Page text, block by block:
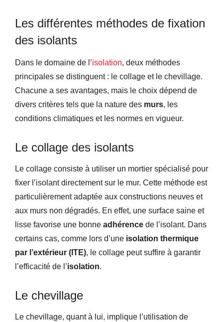
Les différentes méthodes de fixation
des isolants
Dans le domaine de l’isolation, deux méthodes
principales se distinguent : le collage et le chevillage.
Chacune a ses avantages, mais le choix dépend de
divers critères tels que la nature des murs, les
conditions climatiques et les normes en vigueur.
Le collage des isolants
Le collage consiste à utiliser un mortier spécialisé pour
fixer l’isolant directement sur le mur. Cette méthode est
particulièrement adaptée aux constructions neuves et
aux murs non dégradés. En effet, une surface saine et
lisse favorise une bonne adhérence de l’isolant. Dans
certains cas, comme lors d’une isolation thermique
par l’extérieur (ITE), le collage peut suffire à garantir
l’efficacité de l’isolation.
Le chevillage
Le chevillage, quant à lui, implique l’utilisation de